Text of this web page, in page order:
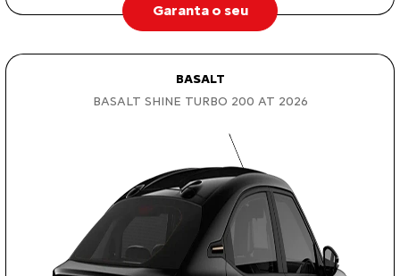
Garanta o seu
BASALT
BASALT SHINE TURBO 200 AT 2026